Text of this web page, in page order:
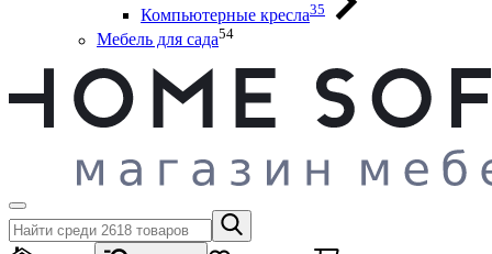
Компьютерные кресла35
Мебель для сада54